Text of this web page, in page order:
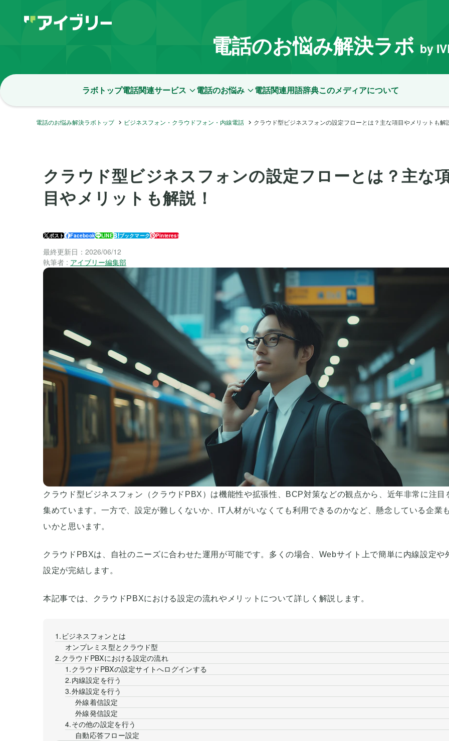
電話のお悩み解決ラボ by
ラボトップ電話関連サービス 電話のお悩み 電話関連用語辞典このメディアについて
電話のお悩み解決ラボトップ ビジネスフォン・クラウドフォン・内線電話 クラウド型ビジネスフォンの設定フローとは？主な項目やメリットも解
クラウド型ビジネスフォンの設定フローとは？主な
目やメリットも解説！
ポスト Facebook LINE ブックマーク Pinterest
最終更新日：2026/06/12
執筆者 : アイブリー編集部
クラウド型ビジネスフォン（クラウドPBX）は機能性や拡張性、BCP対策などの観点から、近年非常に注目
集めています。一方で、設定が難しくないか、IT人材がいなくても利用できるのかなど、懸念している企業
いかと思います。
クラウドPBXは、自社のニーズに合わせた運用が可能です。多くの場合、Webサイト上で簡単に内線設定や
設定が完結します。
本記事では、クラウドPBXにおける設定の流れやメリットについて詳しく解説します。
1.ビジネスフォンとは
オンプレミス型とクラウド型
2.クラウドPBXにおける設定の流れ
1.クラウドPBXの設定サイトへログインする
2.内線設定を行う
3.外線設定を行う
外線着信設定
外線発信設定
4.その他の設定を行う
自動応答フロー設定